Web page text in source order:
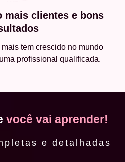
mais clientes e bons
tem crescido no mundo
profissional qualificada.
você vai aprender!
e detalhadas